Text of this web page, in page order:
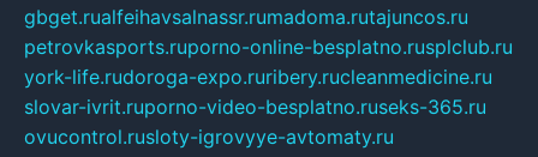
gbget.rualfeihavsalnassr.rumadoma.rutajuncos.ru
petrovkasports.ruporno-online-besplatno.rusplclub.ru
york-life.rudoroga-expo.ruribery.rucleanmedicine.ru
slovar-ivrit.ruporno-video-besplatno.ruseks-365.ru
ovucontrol.rusloty-igrovyye-avtomaty.ru